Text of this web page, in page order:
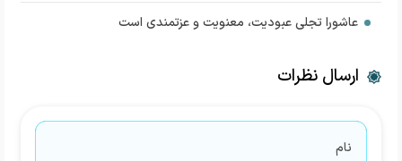
عاشورا تجلی عبودیت، معنویت و عزتمندی است
ارسال نظرات